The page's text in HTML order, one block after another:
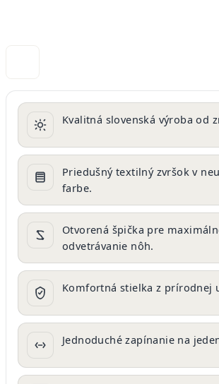
Kvalitná slovenská výroba od
Priedušný textilný zvršok v
farbe.
Otvorená špička pre
odvetrávanie nôh.
Komfortná stielka z prírodnej
Jednoduché zapínanie na